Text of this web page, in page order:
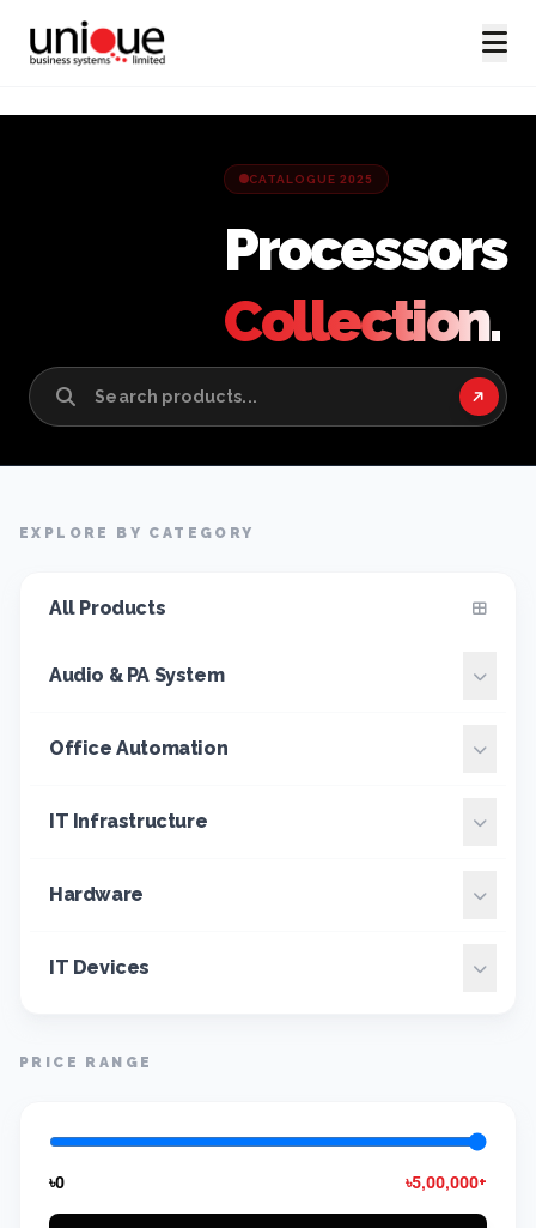
CATALOGUE 2025
Processors
Collection.
EXPLORE BY CATEGORY
All Products
Audio & PA System
Office Automation
IT Infrastructure
Hardware
IT Devices
PRICE RANGE
৳0 ৳5,00,000+